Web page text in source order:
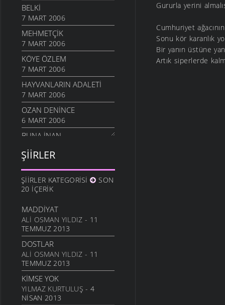
BELKI
7 MART 2006
MEHMETÇIK
7 MART 2006
KÖYE ÖZLEM
7 MART 2006
HAYVANLARIN ADALETI
7 MART 2006
OZAN DENINCE
6 MART 2006
BUNA İNAN
NASIL OLUR
6 MART 2006
İHTIYAR İNSAN
SEVGI ÜSTÜNE
6 MART 2006
ANLATAMADIK
6 MART 2006
GEL
6 MART 2006
ANNE
6 MART 2006
ŞIIRLER
ŞIIRLER KATEGORISI
SON
20 İÇERIK
MADDIYAT
ALI OSMAN YILDIZ - 11
TEMMUZ 2013
DOSTLAR
ALI OSMAN YILDIZ - 11
TEMMUZ 2013
KIMSE YOK
YILMAZ KURTULUŞ - 4
NISAN 2013
Gururla yerini
Cumhuriyet
Sonu kör karanlık
Bir yanın üstüne
Artık siperlerde